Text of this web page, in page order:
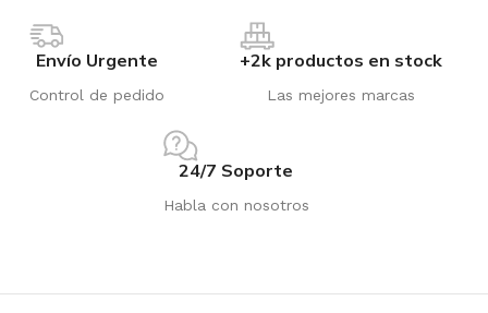
Envío Urgente
Control de pedido
+2k productos en stock
Las mejores marcas
24/7 Soporte
Habla con nosotros